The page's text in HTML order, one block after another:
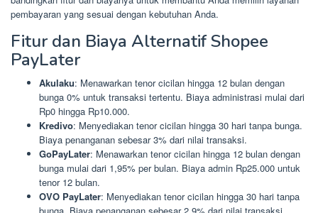
pembayaran yang sesuai dengan kebutuhan Anda.
Fitur dan Biaya Alternatif Shopee
PayLater
Akulaku: Menawarkan tenor cicilan hingga 12 bulan dengan
bunga 0% untuk transaksi tertentu. Biaya administrasi mulai dari
Rp0 hingga Rp10.000.
Kredivo: Menyediakan tenor cicilan hingga 30 hari tanpa bunga.
Biaya penanganan sebesar 3% dari nilai transaksi.
GoPayLater: Menawarkan tenor cicilan hingga 12 bulan dengan
bunga mulai dari 1,95% per bulan. Biaya admin Rp25.000 untuk
tenor 12 bulan.
OVO PayLater: Menyediakan tenor cicilan hingga 30 hari tanpa